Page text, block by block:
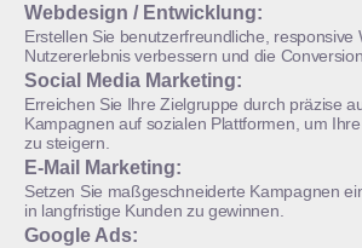
Webdesign / Entwicklung:
Erstellen Sie benutzerfreundliche, responsive
Nutzererlebnis verbessern und die
Social Media Marketing:
Erreichen Sie Ihre Zielgruppe durch präzise
Kampagnen auf sozialen Plattformen, um
zu steigern.
E-Mail Marketing:
Setzen Sie maßgeschneiderte Kampagnen
in langfristige Kunden zu gewinnen.
Google Ads: